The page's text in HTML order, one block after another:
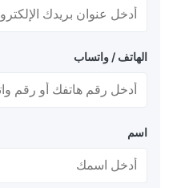
الهاتف / واتساب